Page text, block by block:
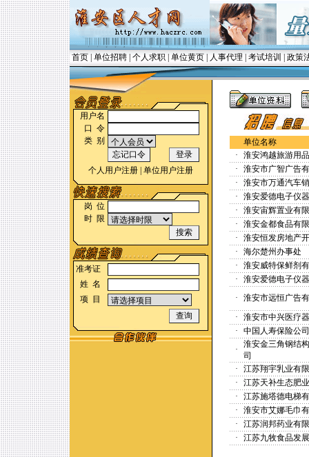
首页 单位招聘 个人求职 单位黄页 人事代理 考试培训 政策
用户名
口 令
类 别
个人用户注册 单位用户注册
岗 位
时 限
准考证
姓 名
项 目
单位名称
·
淮安鸿越旅游用
·
淮安市广智广告
·
淮安市万通汽车
·
淮安爱德电子仪
·
淮安宙辉置业有
·
淮安金都食品有
·
淮安恒发房地产
·
海尔楚州办事处
·
淮安威特保鲜剂
·
淮安爱德电子仪
·
淮安市远恒广告
·
淮安市中兴医疗
·
中国人寿保险公
·
淮安金三角钢结
司
·
江苏翔宇乳业有
·
江苏天补生态肥
·
江苏施塔德电梯
·
淮安市艾娜毛巾
·
江苏润邦药业有
·
江苏九牧食品发